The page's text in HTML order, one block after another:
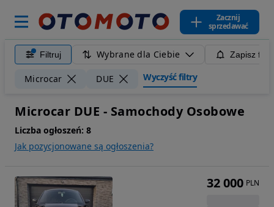
Zacznij
sprzedawać
Filtruj Wybrane dla Ciebie Zapisz
Microcar DUE Wyczyść filtry
Microcar DUE - Samochody Osobowe
Liczba ogłoszeń: 8
Jak pozycjonowane są ogłoszenia?
32 000 PLN